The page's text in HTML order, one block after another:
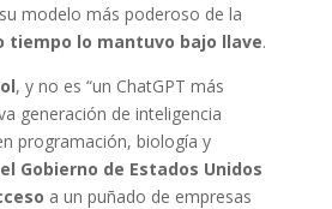
modelo más poderoso de la
tiempo lo mantuvo bajo llave.
, y no es “un ChatGPT más
generación de inteligencia
programación, biología y
el Gobierno de Estados Unidos
a un puñado de empresas